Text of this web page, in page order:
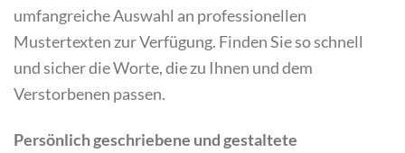
umfangreiche Auswahl an professionellen
Mustertexten zur Verfügung. Finden Sie so schnell
und sicher die Worte, die zu Ihnen und dem
Verstorbenen passen.
Persönlich geschriebene und gestaltete